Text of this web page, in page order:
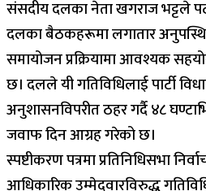
संसदीय दलका नेता खगराज भट्टले
दलका बैठकहरूमा लगातार
समायोजन प्रक्रियामा आवश्यक
छ। दलले यी गतिविधिलाई पार्टी
अनुशासनविपरीत ठहर गर्दै ४८
जवाफ दिन आग्रह गरेको छ।
स्पष्टीकरण पत्रमा प्रतिनिधिसभा
आधिकारिक उम्मेदवारविरुद्ध